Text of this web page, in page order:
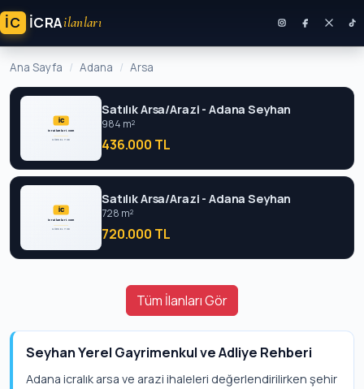
İC ICRAilanları
Ana Sayfa Adana Arsa
Satılık Arsa/Arazi - Adana Seyhan
984 m²
436.000 TL
Satılık Arsa/Arazi - Adana Seyhan
728 m²
720.000 TL
Tüm İlanları Gör
Seyhan Yerel Gayrimenkul ve Adliye Rehberi
Adana icralık arsa ve arazi ihaleleri değerlendirilirken şehir